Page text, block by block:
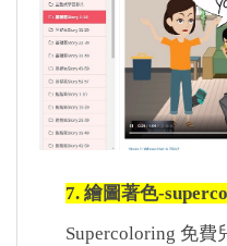
7. 繪圖著色-
Supercoloring 免費